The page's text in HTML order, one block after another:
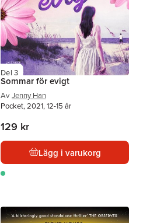
Del 3
Sommar för evigt
Av Jenny Han
Pocket, 2021, 12-15 år
129 kr
Lägg i varukorg